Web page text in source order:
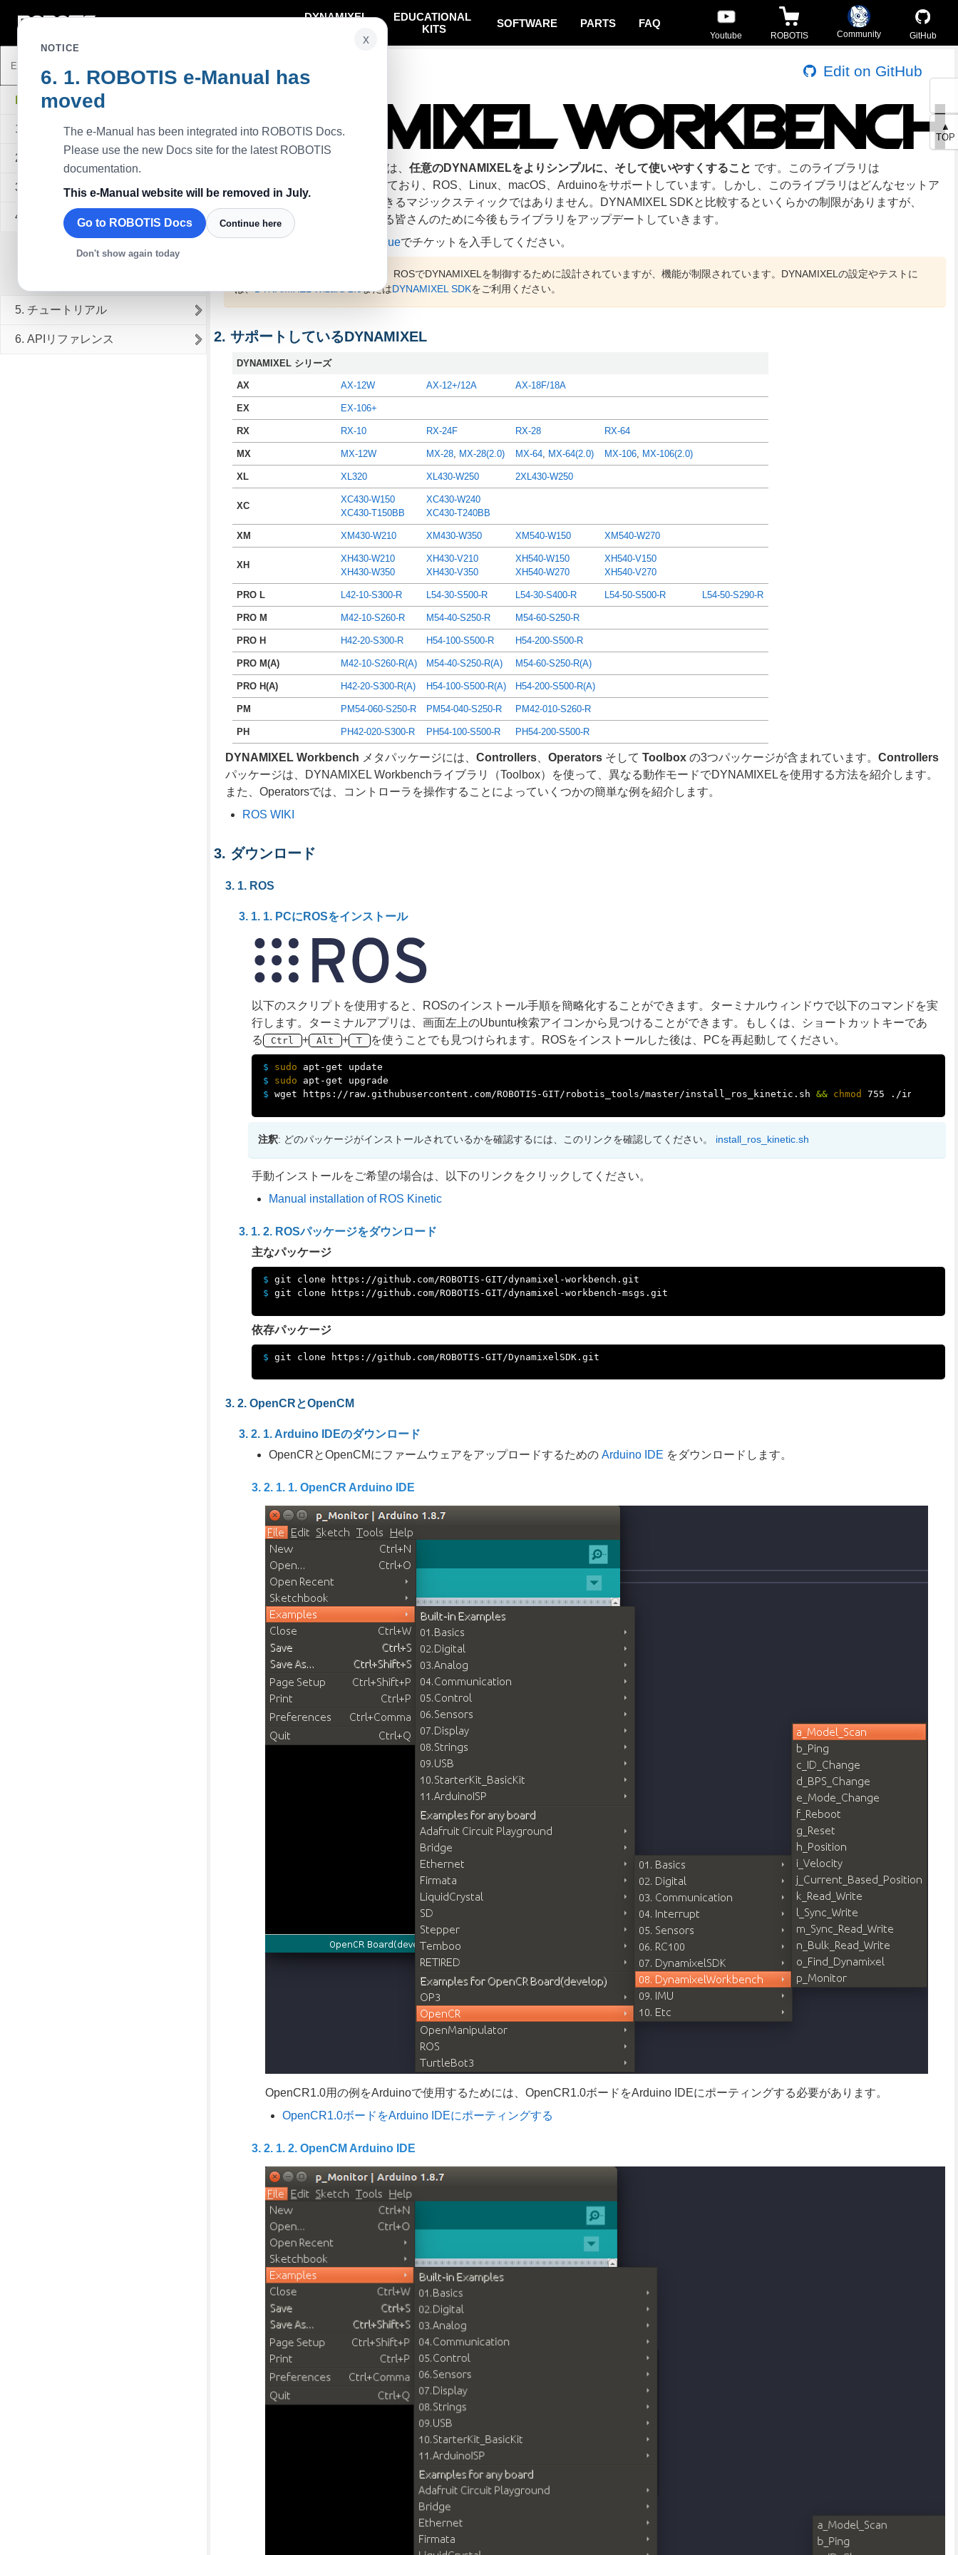
DYNAMIXEL
EDUCATIONAL
KITS
SOFTWARE PARTS FAQ
Youtube ROBOTIS Community GitHub
▲
TOP
DYNAMIXEL Workbench
1. イントロダクション
2. サポートしているDYNAMIXEL
3. ダウンロード
4. デバイスのセットアップ
5. チュートリアル
6. APIリファレンス
Edit on GitHub
イントロダクション
DYNAMIXEL Workbenchの目的は、 任意のDYNAMIXELをよりシンプルに、そして使いやすくすること です。このライブラリは
をベースとしており、ROS、Linux、macOS、Arduinoをサポートしています。しかし、このライブラリはどんなセットア
ップでもDYNAMIXELを操作できるマジックスティックではありません。DYNAMIXEL SDKと比較するといくらかの制限がありますが、
DYNAMIXELを愛用してくださる皆さんのために今後もライブラリをアップデートしていきます。
質問や問題があれば、
github issueでチケットを入手してください。
: DYNAMIXEL Workbenchは、ROSでDYNAMIXELを制御するために設計されていますが、機能が制限されています。DYNAMIXELの設定やテストに
は、DYNAMIXEL Wizard 2.0またはDYNAMIXEL SDKをご利用ください。
サポートしているDYNAMIXEL
DYNAMIXEL シリーズ
AX AX-12W AX-12+/12A AX-18F/18A
EX EX-106+
RX RX-10 RX-24F RX-28 RX-64
MX MX-12W MX-28, MX-28(2.0) MX-64, MX-64(2.0) MX-106, MX-106(2.0)
XL XL320 XL430-W250 2XL430-W250
XC
XC430-W150
XC430-T150BB
XC430-W240
XC430-T240BB
XM XM430-W210 XM430-W350 XM540-W150 XM540-W270
XH
XH430-W210
XH430-W350
XH430-V210
XH430-V350
XH540-W150
XH540-W270
XH540-V150
XH540-V270
PRO L L42-10-S300-R L54-30-S500-R L54-30-S400-R L54-50-S500-R L54-50-S290-R
PRO M M42-10-S260-R M54-40-S250-R M54-60-S250-R
PRO H H42-20-S300-R H54-100-S500-R H54-200-S500-R
PRO M(A) M42-10-S260-R(A) M54-40-S250-R(A) M54-60-S250-R(A)
PRO H(A) H42-20-S300-R(A) H54-100-S500-R(A) H54-200-S500-R(A)
PM PM54-060-S250-R PM54-040-S250-R PM42-010-S260-R
PH PH42-020-S300-R PH54-100-S500-R PH54-200-S500-R
DYNAMIXEL Workbench メタパッケージには、 Controllers Operators そして Toolbox の3つパッケージが含まれています。 Controllers
パッケージは、DYNAMIXEL Workbenchライブラリ（Toolbox）を使って、異なる動作モードでDYNAMIXELを使用する方法を紹介します。
また、Operatorsでは、コントローラを操作することによっていくつかの簡単な例を紹介します。
ROS WIKI
ダウンロード
ROS
PCにROSをインストール
以下のスクリプトを使用すると、ROSのインストール手順を簡略化することができます。ターミナルウィンドウで以下のコマンドを実
行します。ターミナルアプリは、画面左上のUbuntu検索アイコンから見つけることができます。もしくは、ショートカットキーであ
る
Ctrl + Alt + T を使うことでも見つけられます。ROSをインストールした後は、PCを再起動してください。
$ sudo
$ sudo
$ wget https://raw.githubusercontent.com/ROBOTIS-GIT/robotis_tools/master/install_ros_kinetic.sh && chmod 755 ./
注釈: どのパッケージがインストールされているかを確認するには、このリンクを確認してください。 install_ros_kinetic.sh
手動インストールをご希望の場合は、以下のリンクをクリックしてください。
Manual installation of ROS Kinetic
ROSパッケージをダウンロード
主なパッケージ
$
$
依存パッケージ
$
OpenCRとOpenCM
Arduino IDEのダウンロード
OpenCRとOpenCMにファームウェアをアップロードするための Arduino IDE をダウンロードします。
OpenCR Arduino IDE
OpenCR1.0用の例をArduinoで使用するためには、OpenCR1.0ボードをArduino IDEにポーティングする必要があります。
OpenCR1.0ボードをArduino IDEにポーティングする
OpenCM Arduino IDE
x
NOTICE
ROBOTIS e-Manual has
moved
The e-Manual has been integrated into ROBOTIS Docs.
Please use the new Docs site for the latest ROBOTIS
documentation.
This e-Manual website will be removed in July.
Go to ROBOTIS Docs Continue here
Don't show again today